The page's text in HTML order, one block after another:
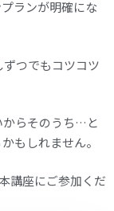
ランが明確にな
つでもコツコツ
からそのうち…と
もしれません。
講座にご参加くだ